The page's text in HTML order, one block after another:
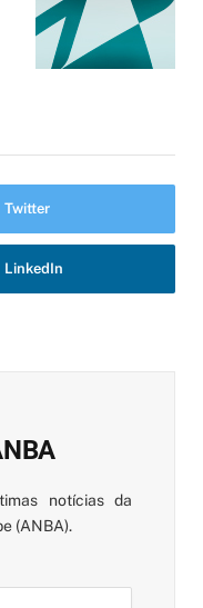
Twitter
LinkedIn
notícias da
(ANBA).